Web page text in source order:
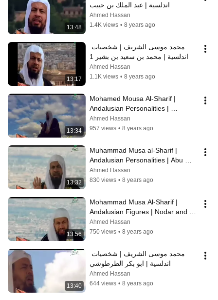
13:48
اندلسية | عبد الملك بن حبيب
Ahmed Hassan
1.4K views • 8 years ago
13:17
اندلسية | محمد بن سعيد بن بشير 1
Ahmed Hassan
1.1K views • 8 years ago
13:34
Mohamed Mousa Al-Sharif |
Andalusian Personalities |
Muhammad ibn Sa'id ibn Bashir 2
Ahmed Hassan
957 views • 8 years ago
13:32
Muhammad Musa al-Sharif |
Andalusian Personalities | Abu
Hayyan al-Andalusi
Ahmed Hassan
830 views • 8 years ago
13:56
Mohammad Musa Al-Sharif |
Andalusian Figures | Nodar and
Zumurrud
Ahmed Hassan
750 views • 8 years ago
13:40
اندلسية | ابو بكر الطرطوشي
Ahmed Hassan
644 views • 8 years ago